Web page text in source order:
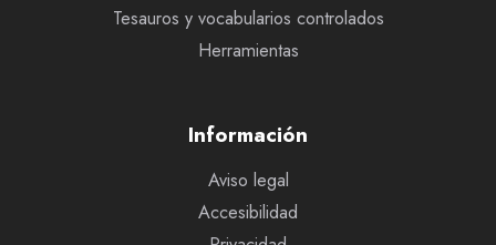
Tesauros y vocabularios controlados
Herramientas
Información
Aviso legal
Accesibilidad